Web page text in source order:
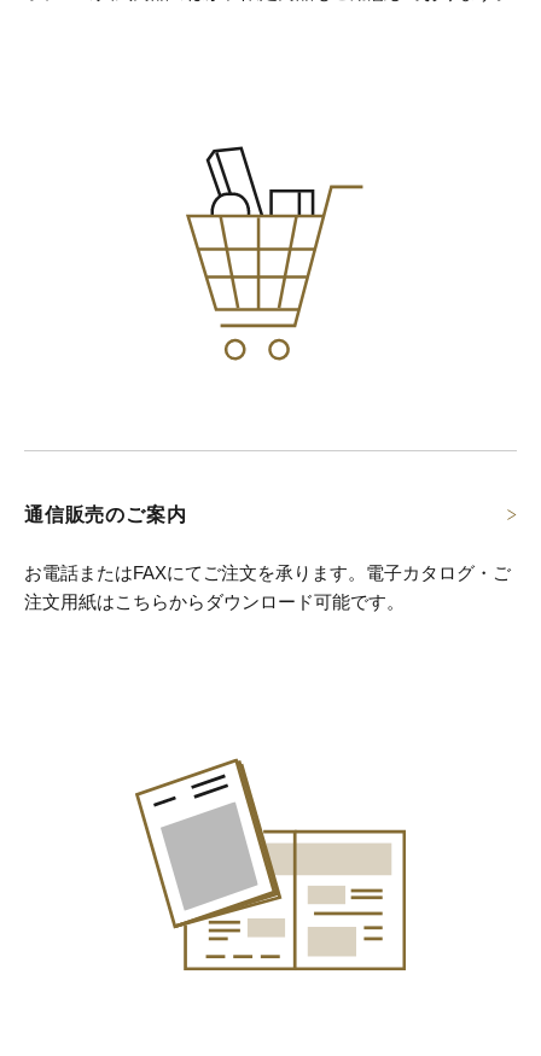
通信販売のご案内
お電話またはFAXにてご注文を承ります。 電子カタログ・ご
注文用紙はこちらからダウンロード可能です。